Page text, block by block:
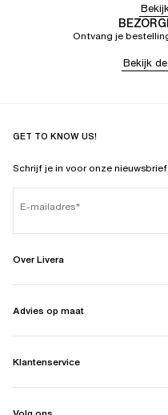
Ontvang je
Bekijk
GET TO KNOW US!
Schrijf je in voor onze
E-mailadres
Over Livera
Advies op maat
Klantenservice